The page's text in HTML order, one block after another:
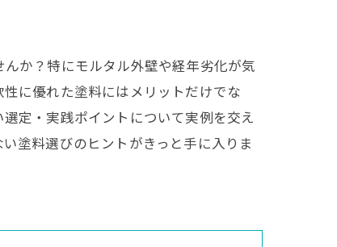
か？特にモルタル外壁や経年劣化が気
に優れた塗料にはメリットだけでな
定・実践ポイントについて実例を交え
塗料選びのヒントがきっと手に入りま